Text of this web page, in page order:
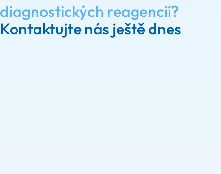
diagnostických reagencií?
Kontaktujte nás ještě dnes